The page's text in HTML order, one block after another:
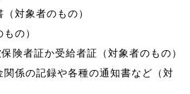
対象者のもの）
の）
険者証か受給者証（対象者のもの）
関係の記録や各種の通知書など（対